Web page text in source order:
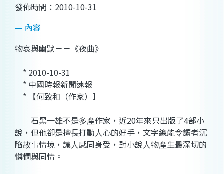
發佈時間：2010-10-31
內容
物哀與幽默－－《夜曲》
* 2010-10-31
* 中國時報新聞速報
* 【何致和（作家）】
石黑一雄不是多產作家，近20年來只出版了4部小
說，但他卻是擅長打動人心的好手，文字總能令讀者沉
陷故事情境，讓人感同身受，對小說人物產生最深切的
憐憫與同情。